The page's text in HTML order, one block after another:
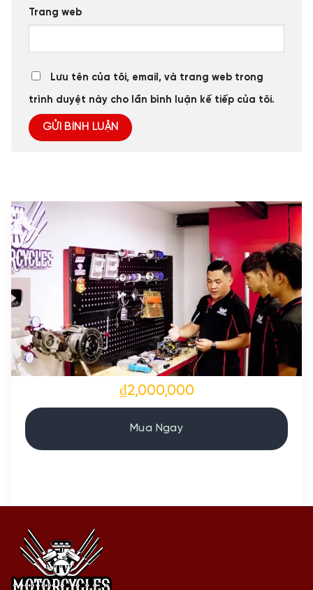
Trang web
Lưu tên của tôi, email, và trang web trong
trình duyệt này cho lần bình luận kế tiếp của tôi.
₫2,000,000
Mua Ngay